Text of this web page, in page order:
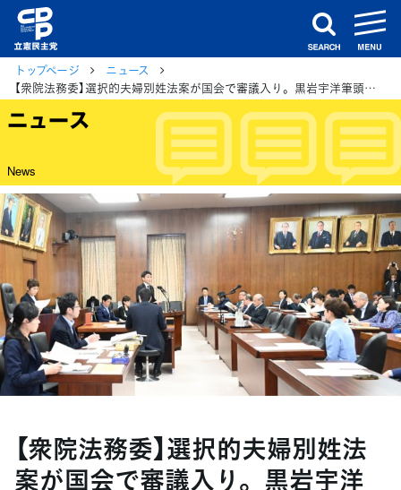
search
トップページ
ニュース
【衆院法務委】選択的夫婦別姓法案が国会で審議入り。黒岩宇洋筆頭理事が趣旨説明
ニュース
News
【衆院法務委】選択的夫婦別姓法
案が国会で審議入り。黒岩宇洋